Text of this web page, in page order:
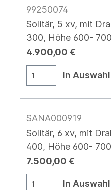
99250074
Solitär, 5 xv, mit
300, Höhe 600- 700
4.900,00 €
In
SANA000919
Solitär, 6 xv, mit
400, Höhe 600- 700
7.500,00 €
In